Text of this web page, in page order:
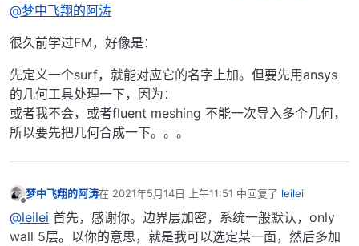
@梦中飞翔的阿涛
很久前学过FM，好像是：
先定义一个surf，就能对应它的名字上加。但要先用ansys
的几何工具处理一下，因为：
或者我不会，或者fluent meshing 不能一次导入多个几何，
所以要先把几何合成一下。。。
梦中飞翔的阿涛在 2021年5月14日 上午11:51 中回复了 leilei
最后由 编辑
@leilei 首先，感谢你。边界层加密，系统一般默认，only
wall 5层。以你的意思，就是我可以选定某一面，然后多加